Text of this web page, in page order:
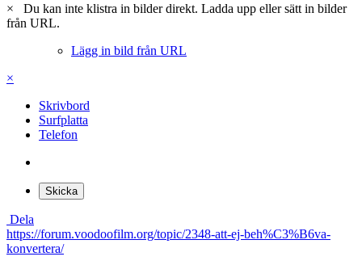
×
Du kan inte klistra in bilder direkt. Ladda upp eller sätt in bilder
från URL.
Lägg in bild från URL
×
Skrivbord
Surfplatta
Telefon
Skicka
Dela
https://forum.voodoofilm.org/topic/2348-att-ej-beh%C3%B6va-
konvertera/